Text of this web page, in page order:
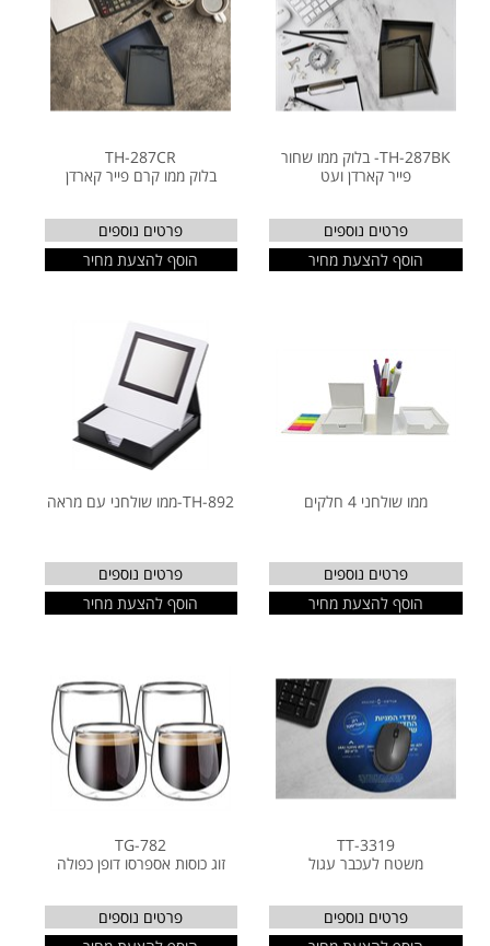
TH-287BK- בלוק ממו שחור
פייר קארדן ועט
פרטים נוספים
הוסף להצעת מחיר
TH-287CR
בלוק ממו קרם פייר קארדן
פרטים נוספים
הוסף להצעת מחיר
ממו שולחני 4 חלקים
פרטים נוספים
הוסף להצעת מחיר
TH-892-ממו שולחני עם מראה
פרטים נוספים
הוסף להצעת מחיר
TT-3319
משטח לעכבר עגול
פרטים נוספים
TG-782
זוג כוסות אספרסו דופן כפולה
פרטים נוספים